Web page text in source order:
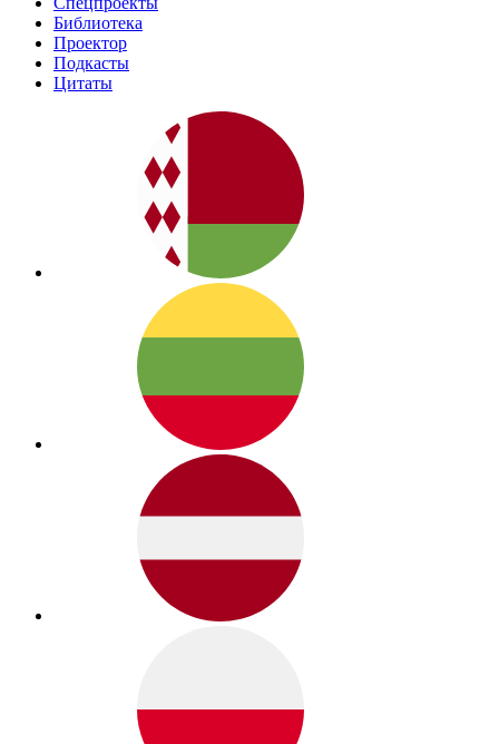
Библиотека
Проектор
Подкасты
Цитаты